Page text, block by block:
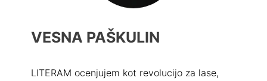
VESNA PAŠKULIN
LITERAM ocenjujem kot revolucijo za lase,